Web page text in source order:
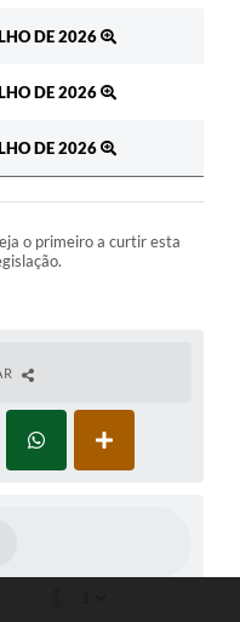
DE 2026
DE 2026
DE 2026
o primeiro a curtir esta